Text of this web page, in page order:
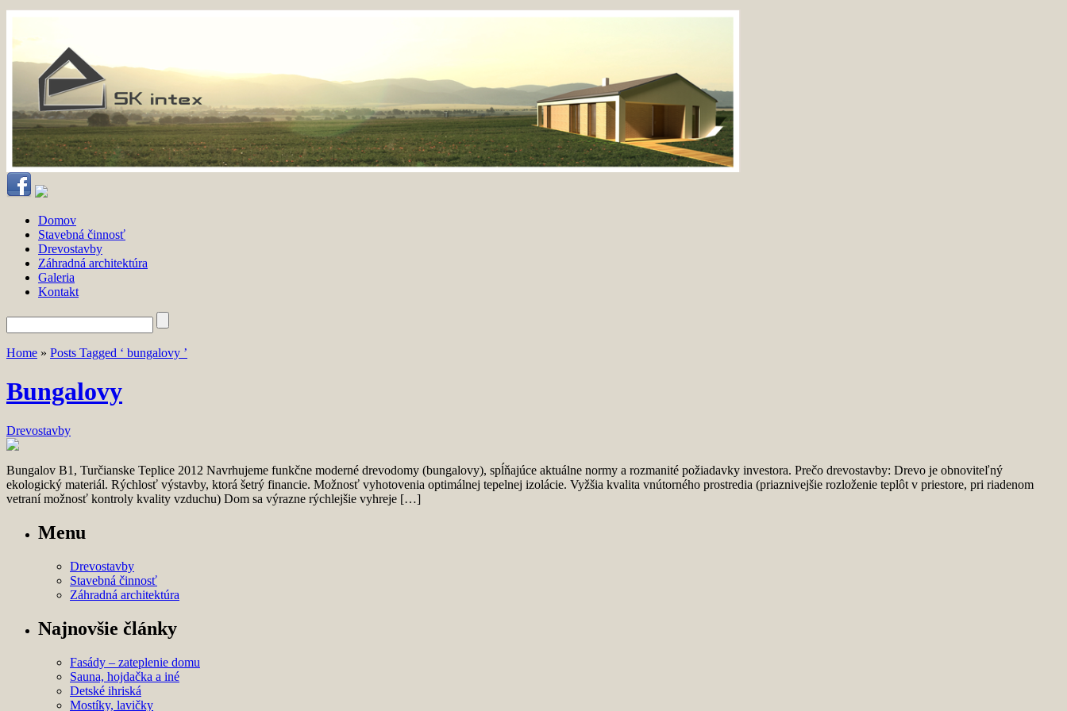
Domov
Stavebná činnosť
Drevostavby
Záhradná architektúra
Galeria
Kontakt
Home » Posts Tagged ‘ bungalovy ’
Bungalovy
Drevostavby
Bungalov B1, Turčianske Teplice 2012 Navrhujeme funkčne moderné drevodomy (bungalovy), spĺňajúce aktuálne normy a rozmanité požiadavky investora. Prečo drevostavby: Drevo je obnoviteľný
ekologický materiál. Rýchlosť výstavby, ktorá šetrý financie. Možnosť vyhotovenia optimálnej tepelnej izolácie. Vyžšia kvalita vnútorného prostredia (priaznivejšie rozloženie teplôt v priestore, pri riadenom
vetraní možnosť kontroly kvality vzduchu) Dom sa výrazne rýchlejšie vyhreje […]
Menu
Drevostavby
Stavebná činnosť
Záhradná architektúra
Najnovšie články
Fasády – zateplenie domu
Sauna, hojdačka a iné
Detské ihriská
Mostíky, lavičky